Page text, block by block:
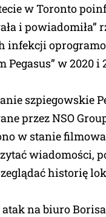
w Toronto
i powiadomiła”
infekcji
Pegasus” w 2020 i
szpiegowskie
przez NSO
w stanie
wiadomości,
historię
atak na biuro